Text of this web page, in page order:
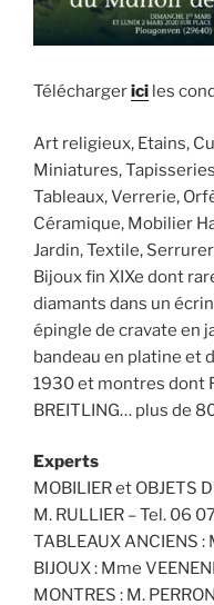
Téléchargerici les
Art religieux, Etains,
Miniatures,
Tableaux, Verrerie,
Céramique, Mobilier
Jardin, Textile,
Bijoux fin XIXe dont
diamants dans un
épingle de cravate en
bandeau en platine et
1930 et montres dont
BREITLING… plus de
Experts
MOBILIER et OBJETS
M. RULLIER – Tel. 06
TABLEAUX ANCIENS
BIJOUX : Mme
MONTRES : M.